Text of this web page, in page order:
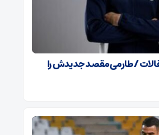
/ طارمی مقصد جدیدش را